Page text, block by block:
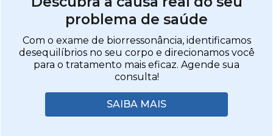
problema de saúde
Com o exame de biorressonância, identificamos
desequilíbrios no seu corpo e direcionamos você
para o tratamento mais eficaz. Agende sua
consulta!
SAIBA MAIS